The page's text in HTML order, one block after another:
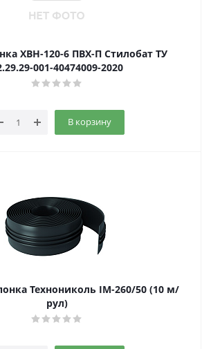
ХВН-120-6 ПВХ-П Стилобат ТУ
001-40474009-2020
В корзину
Технониколь IM-260/50 (10 м/
рул)